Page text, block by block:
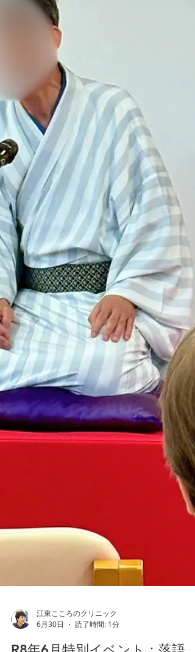
だいたご利用者様の中には、当院DCに通い始め
から初めて誕生会に参加された方、初めてご自分
の誕生月の誕生会に参加された方もいらっしゃい
ましたが、バースデーソングやインタビュー、プ
レゼントと最後まで楽しんでいただけました。 改
めまして、7月生まれのご利用者様方、お誕生日
めでとうございます！